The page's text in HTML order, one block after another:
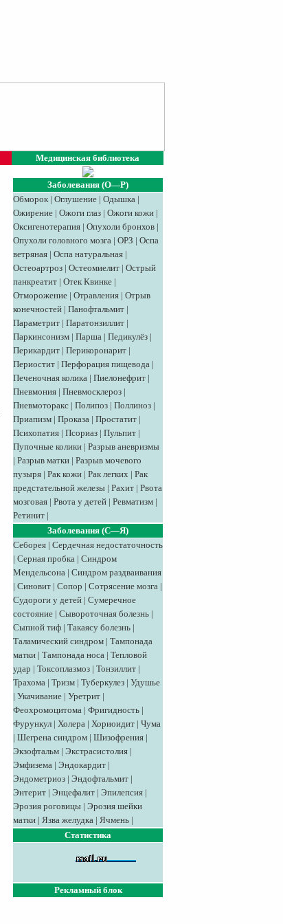
Медицинская библиотека
Заболевания (О—Р)
Обморок | Оглушение | Одышка |
Ожирение | Ожоги глаз | Ожоги кожи |
Оксигенотерапия | Опухоли бронхов |
Опухоли головного мозга | ОРЗ | Оспа
ветряная | Оспа натуральная |
Остеоартроз | Остеомиелит | Острый
панкреатит | Отек Квинке |
Отморожение | Отравления | Отрыв
конечностей | Панофтальмит |
Параметрит | Паратонзиллит |
Паркинсонизм | Парша | Педикулёз |
Перикардит | Перикоронарит |
Периостит | Перфорация пищевода |
Печеночная колика | Пиелонефрит |
Пневмония | Пневмосклероз |
Пневмоторакс | Полипоз | Поллиноз |
Приапизм | Проказа | Простатит |
Психопатия | Псориаз | Пульпит |
Пупочные колики | Разрыв аневризмы
| Разрыв матки | Разрыв мочевого
пузыря | Рак кожи | Рак легких | Рак
предстательной железы | Рахит | Рвота
мозговая | Рвота у детей | Ревматизм |
Ретинит |
Заболевания (С—Я)
Себорея | Сердечная недостаточность
| Серная пробка | Синдром
Мендельсона | Синдром раздваивания
| Синовит | Сопор | Сотрясение мозга |
Судороги у детей | Сумеречное
состояние | Сывороточная болезнь |
Сыпной тиф | Такаясу болезнь |
Таламический синдром | Тампонада
матки | Тампонада носа | Тепловой
удар | Токсоплазмоз | Тонзиллит |
Трахома | Тризм | Туберкулез | Удушье
| Укачивание | Уретрит |
Феохромоцитома | Фригидность |
Фурункул | Холера | Хориоидит | Чума
| Шегрена синдром | Шизофрения |
Экзофтальм | Экстрасистолия |
Эмфизема | Эндокардит |
Эндометриоз | Эндофтальмит |
Энтерит | Энцефалит | Эпилепсия |
Эрозия роговицы | Эрозия шейки
матки | Язва желудка | Ячмень |
Статистика
Рекламный блок